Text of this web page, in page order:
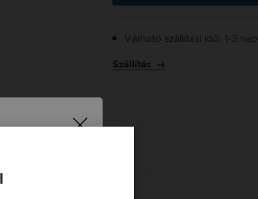
Várható szállítási idő: 1-3 nap
Szállítás